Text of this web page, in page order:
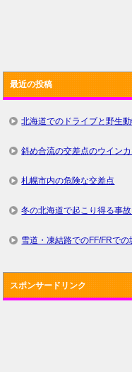
最近の投稿
北海道でのドライブと野生
斜め合流の交差点のウイン
札幌市内の危険な交差点
冬の北海道で起こり得る事
雪道・凍結路でのFF/FRでの
スポンサードリンク